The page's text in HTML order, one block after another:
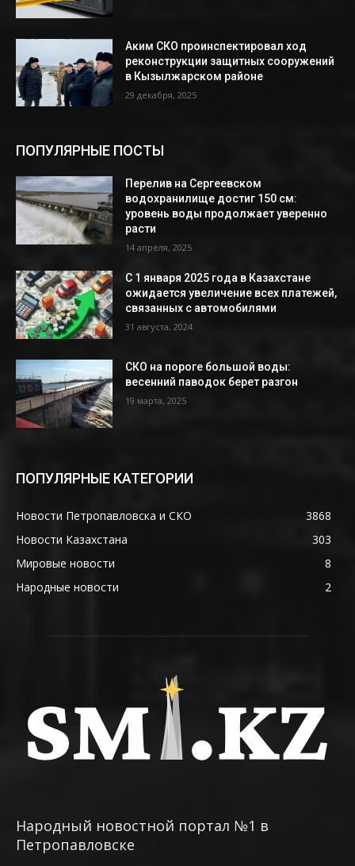
Аким СКО проинспектировал ход
реконструкции защитных сооружений
в Кызылжарском районе
29 декабря, 2025
ПОПУЛЯРНЫЕ ПОСТЫ
Перелив на Сергеевском
водохранилище достиг 150 см:
уровень воды продолжает уверенно
расти
14 апреля, 2025
С 1 января 2025 года в Казахстане
ожидается увеличение всех платежей,
связанных с автомобилями
31 августа, 2024
СКО на пороге большой воды:
весенний паводок берет разгон
19 марта, 2025
ПОПУЛЯРНЫЕ КАТЕГОРИИ
Новости Петропавловска и СКО
3868
Новости Казахстана
303
Мировые новости
8
Народные новости
2
Народный новостной портал №1 в
Петропавловске